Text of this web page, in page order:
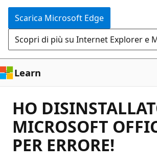
Scarica Microsoft Edge
Scopri di più su Internet Explorer e
Learn
HO
MICROSOFT
PER ERRORE!